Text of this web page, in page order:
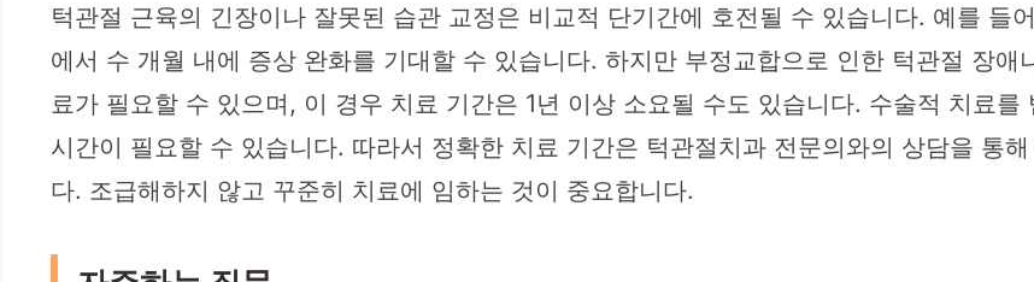
턱관절 근육의 긴장이나 잘못된 습관 교정은 비교적 단기간에 호전될 수 있습니다. 예를 들
에서 수 개월 내에 증상 완화를 기대할 수 있습니다. 하지만 부정교합으로 인한 턱관절 장
료가 필요할 수 있으며, 이 경우 치료 기간은 1년 이상 소요될 수도 있습니다. 수술적 치료
시간이 필요할 수 있습니다. 따라서 정확한 치료 기간은 턱관절치과 전문의와의 상담을 통
다. 조급해하지 않고 꾸준히 치료에 임하는 것이 중요합니다.